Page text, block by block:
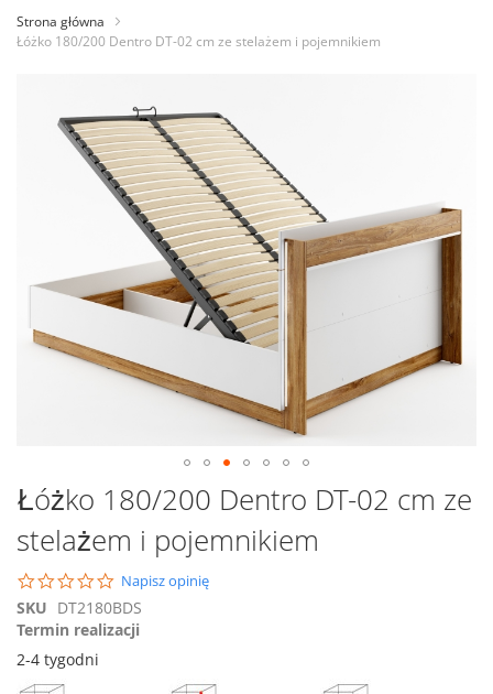
treści
Strona główna
Łóżko 180/200 Dentro DT-02 cm ze stelażem i pojemnikiem
koniec
Przejdź
na
początek
galerii
Łóżko 180/200 Dentro DT-02 cm ze
stelażem i pojemnikiem
0.0
star
rating
Napisz opinię
SKU DT2180BDS
Termin realizacji
2-4 tygodni